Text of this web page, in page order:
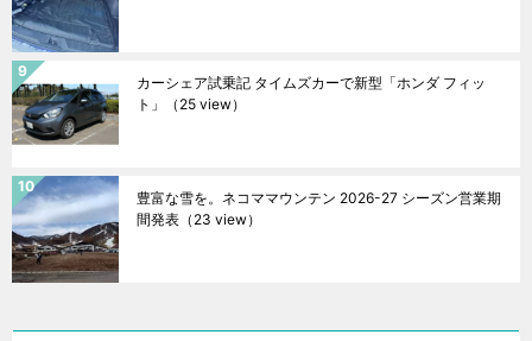
カーシェア試乗記 タイムズカーで新型「ホンダ フィッ
ト」
（25 view）
豊富な雪を。ネコママウンテン 2026-27 シーズン営業期
間発表 （23 view）